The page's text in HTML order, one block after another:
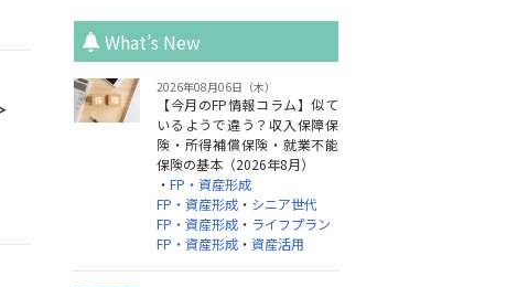
What’s New
2026年08月06日（木）
【今月のFP情報コラム】似て
いるようで違う？収入保障保
険・所得補償保険・就業不能
保険の基本（2026年8月）
・ FP・資産形成
FP・資産形成 ・ シニア世代
FP・資産形成 ・ ライフプラン
FP・資産形成 ・ 資産活用